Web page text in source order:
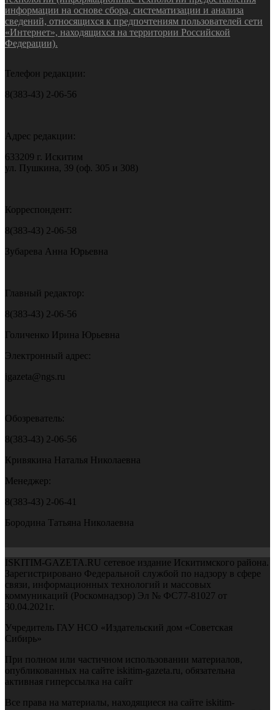
информации на основе сбора, систематизации и анализа
сведений, относящихся к предпочтениям пользователей сети
«Интернет», находящихся на территории Российской
Федерации).
Телефон редакции:
8(383-43) 2-06-56
Адрес редакции:
633209 г. Искитим
ул. Пушкина, 39 (оф. 305 и 308)
Корреспондент:
8(383-43) 2-06-58
Зубарева Анна Юрьевна
Главный редактор:
8(383-43) 2-06-56
Голиченко Ирина Юрьевна
Электронный адрес:
igazeta@ngs.ru
Обозреватель:
8(383-43) 2-06-56
Кривякина Наталья Николаевна
Менеджер:
8(383-43) 2-06-41
Бородина Татьяна Николаевна
ISKITIM-GAZETA.RU сетевое издание Искитимского района.
Зарегистрировано Федеральной службой по надзору в сфере
связи, информационных технологий и массовых
коммуникаций (Роскомнадзор) Эл № ФС77-81027 от
30.04.2021г.
Учредитель ГАУ НСО «Издательский дом «Советская
Сибирь»
При полном или частичном использовании материалов,
опубликованных на сайте iskitim-gazeta.ru, обязательна
активная гиперссылка на сайт
Все права на материалы, находящиеся на сайте iskitim-